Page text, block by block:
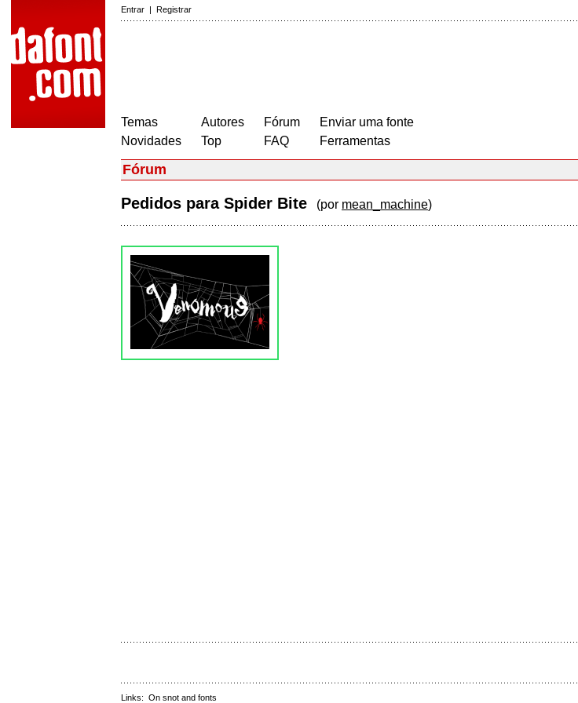
Entrar | Registrar
Temas
Novidades
Autores
Top
Fórum
FAQ
Enviar uma fonte
Ferramentas
Fórum
Pedidos para Spider Bite (por mean_machine)
Links: On snot and fonts